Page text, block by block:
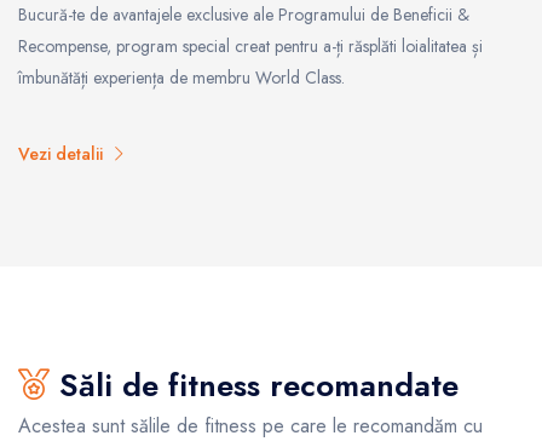
Bucură-te de avantajele exclusive ale Programului de Beneficii &
Recompense, program special creat pentru a-ți răsplăti loialitatea și
îmbunătăți experiența de membru World Class.
Vezi detalii
Săli de fitness recomandate
Acestea sunt sălile de fitness pe care le recomandăm cu